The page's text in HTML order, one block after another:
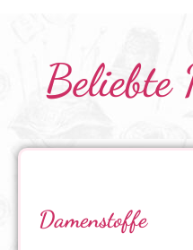
Beliebte
Damenstoffe